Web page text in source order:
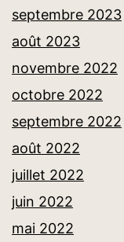
septembre 2023
août 2023
novembre 2022
octobre 2022
septembre 2022
août 2022
juillet 2022
juin 2022
mai 2022